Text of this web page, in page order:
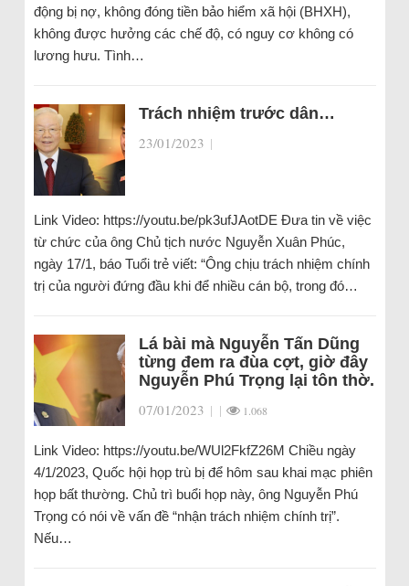
động bị nợ, không đóng tiền bảo hiểm xã hội (BHXH),
không được hưởng các chế độ, có nguy cơ không có
lương hưu. Tình…
Trách nhiệm trước dân…
23/01/2023 |
Link Video: https://youtu.be/pk3ufJAotDE Đưa tin về việc
từ chức của ông Chủ tịch nước Nguyễn Xuân Phúc,
ngày 17/1, báo Tuổi trẻ viết: “Ông chịu trách nhiệm chính
trị của người đứng đầu khi để nhiều cán bộ, trong đó…
Lá bài mà Nguyễn Tấn Dũng
từng đem ra đùa cợt, giờ đây
Nguyễn Phú Trọng lại tôn thờ.
07/01/2023 | | 1.068
Link Video: https://youtu.be/WUl2FkfZ26M Chiều ngày
4/1/2023, Quốc hội họp trù bị để hôm sau khai mạc phiên
họp bất thường. Chủ trì buổi họp này, ông Nguyễn Phú
Trọng có nói về vấn đề “nhận trách nhiệm chính trị”.
Nếu…